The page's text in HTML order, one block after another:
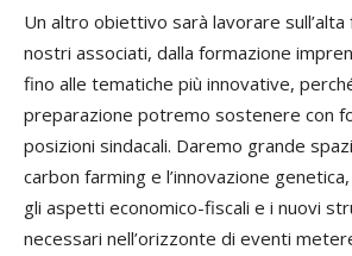
Un altro obiettivo sarà lavorare
nostri associati, dalla formazione
fino alle tematiche più innovative,
preparazione potremo sostenere con
posizioni sindacali. Daremo grande
carbon farming e l’innovazione
gli aspetti economico-fiscali e i nuovi
necessari nell’orizzonte di eventi